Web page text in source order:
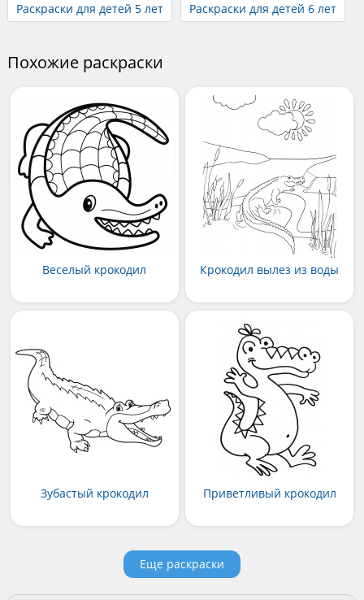
Раскраски для детей 5 лет Раскраски для детей 6 лет
Похожие раскраски
Веселый крокодил Крокодил вылез из воды
Зубастый крокодил Приветливый крокодил
Еще раскраски